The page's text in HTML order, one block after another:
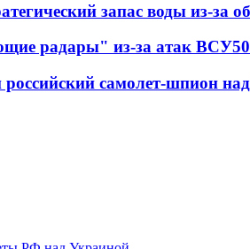
запас воды из-за
радары" из-за атак ВСУ
российский самолет-шпион